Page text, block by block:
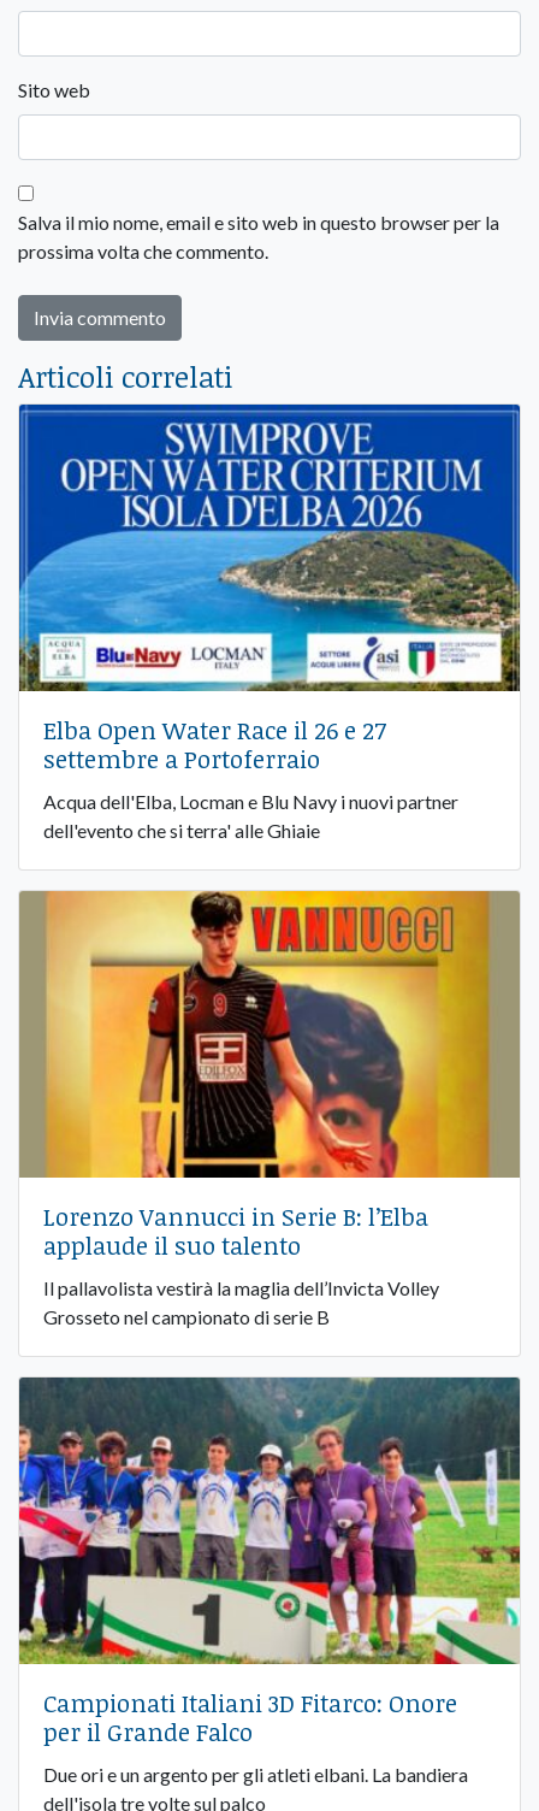
Sito web
Salva il mio nome, email e sito web in questo browser per la
prossima volta che commento.
Articoli correlati
Elba Open Water Race il 26 e 27
settembre a Portoferraio
Acqua dell'Elba, Locman e Blu Navy i nuovi partner
dell'evento che si terra' alle Ghiaie
Lorenzo Vannucci in Serie B: l’Elba
applaude il suo talento
Il pallavolista vestirà la maglia dell’Invicta Volley
Grosseto nel campionato di serie B
Campionati Italiani 3D Fitarco: Onore
per il Grande Falco
Due ori e un argento per gli atleti elbani. La bandiera
dell'isola tre volte sul palco